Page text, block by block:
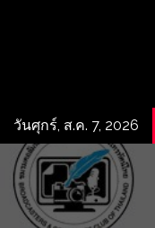
วันศุกร์, ส.ค. 7, 2026
ดินเชิง
ปิ ชลบุรี